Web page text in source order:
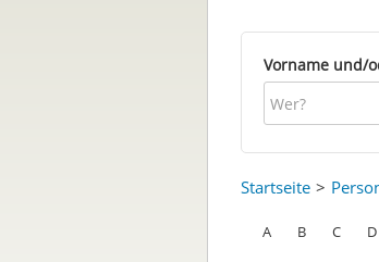
Vorname und/
Startseite
A B C D